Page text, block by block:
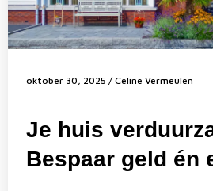
oktober 30, 2025 / Celine Vermeulen
Je huis
Bespaar geld én